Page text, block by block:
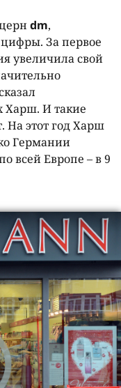
dm,
За первое
увеличила свой
Харш. И такие
На этот год Харш
Германии
всей Европе – в 9